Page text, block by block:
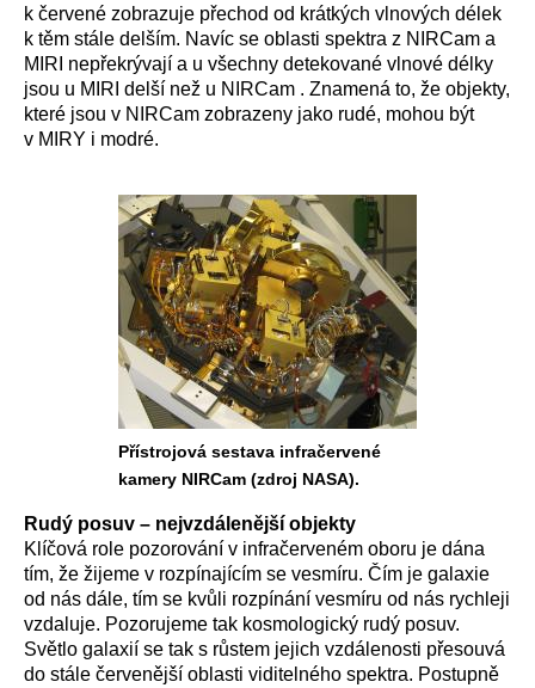
k červené zobrazuje přechod od krátkých vlnových délek
k těm stále delším. Navíc se oblasti spektra z NIRCam a
MIRI nepřekrývají a u všechny detekované vlnové délky
jsou u MIRI delší než u NIRCam . Znamená to, že objekty,
které jsou v NIRCam zobrazeny jako rudé, mohou být
v MIRY i modré.
Přístrojová sestava infračervené
kamery NIRCam (zdroj NASA).
Rudý posuv – nejvzdálenější objekty
Klíčová role pozorování v infračerveném oboru je dána
tím, že žijeme v rozpínajícím se vesmíru. Čím je galaxie
od nás dále, tím se kvůli rozpínání vesmíru od nás rychleji
vzdaluje. Pozorujeme tak kosmologický rudý posuv.
Světlo galaxií se tak s růstem jejich vzdálenosti přesouvá
do stále červenější oblasti viditelného spektra. Postupně